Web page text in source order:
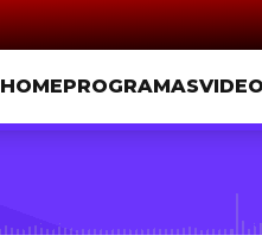
HOMEPROGRAMAS